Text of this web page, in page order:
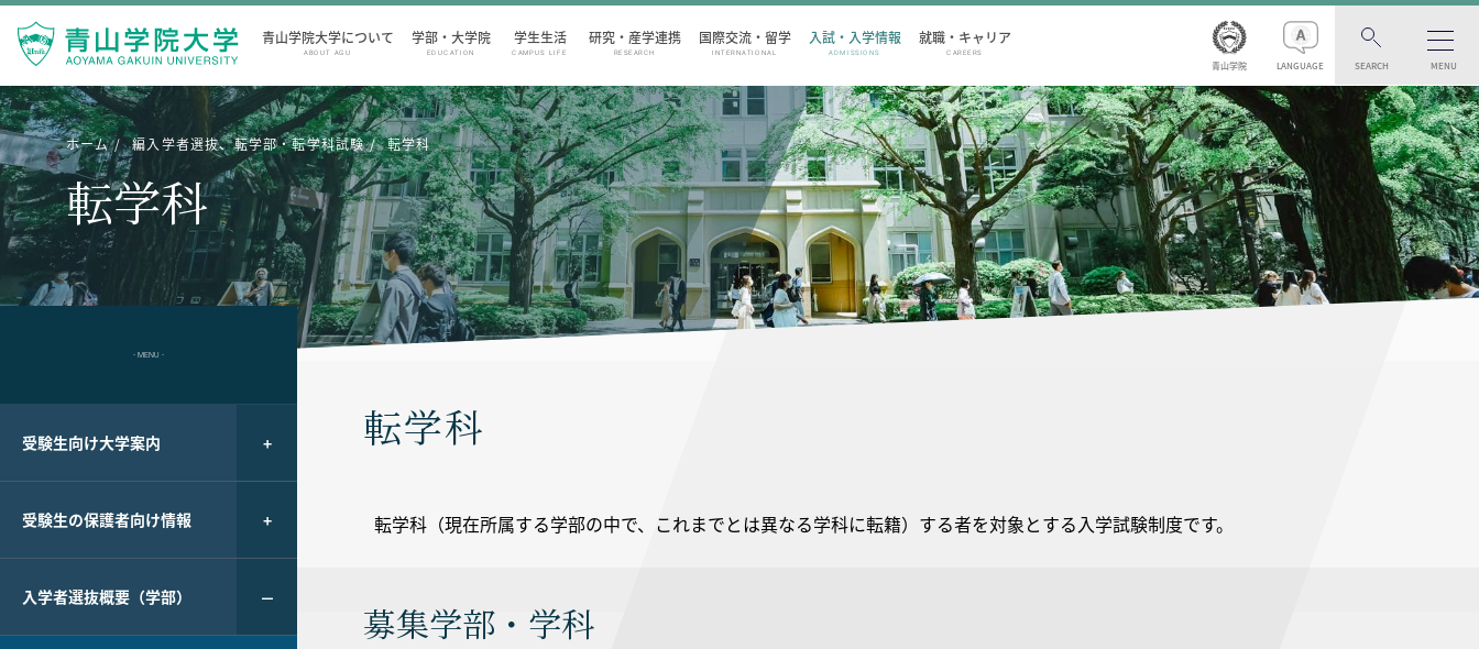
青山学院大学について
ABOUT AGU
学部・大学院
EDUCATION
学生生活
CAMPUS LIFE
研究・産学連携
RESEARCH
国際交流・留学
INTERNATIONAL
入試・入学情報
ADMISSIONS
就職・キャリア
CAREERS
青山学院 LANGUAGE SEARCH MENU
ホーム 編入学者選抜、転学部・転学科試験 転学科
転学科
- MENU -
受験生向け大学案内
受験生の保護者向け情報
入学者選抜概要（学部）
転学科
転学科（現在所属する学部の中で、これまでとは異なる学科に転籍）する者を対象とする入学試験制度です。
募集学部・学科